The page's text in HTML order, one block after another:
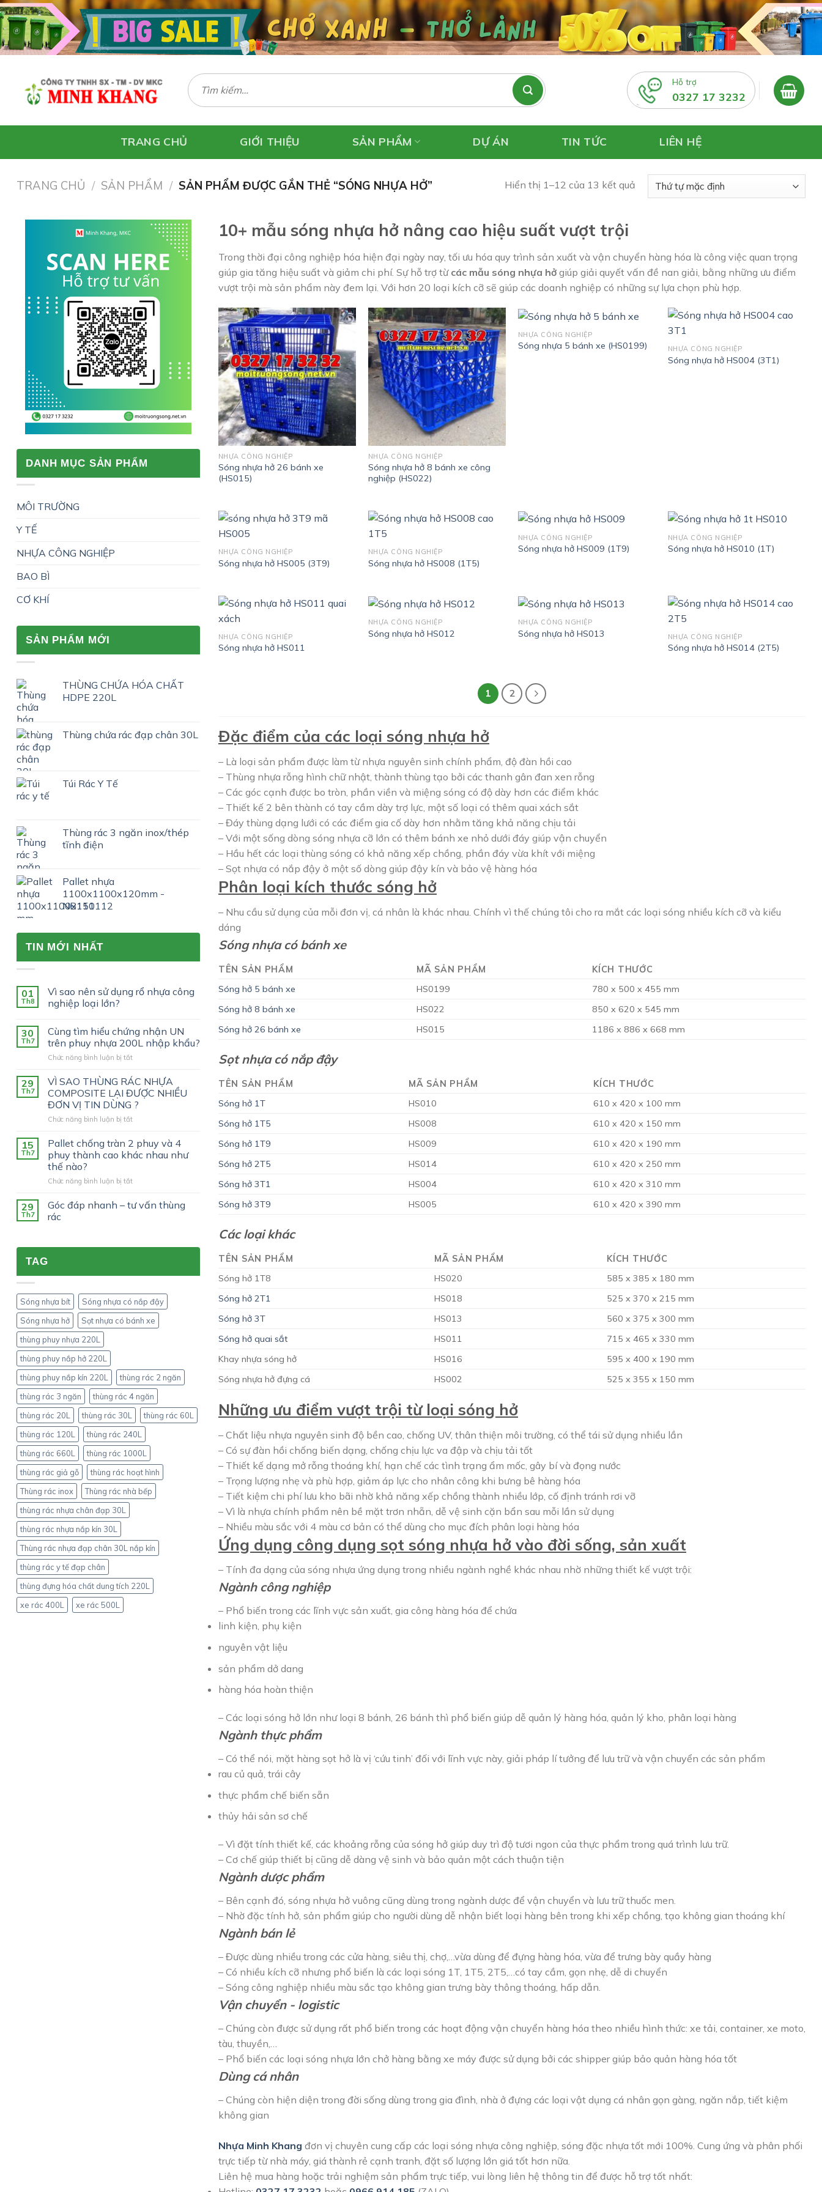
Skip
to
content
Tìm
kiếm:
Hỗ trợ
0327 17 3232
TRANG CHỦ GIỚI THIỆU SẢN PHẨM DỰ ÁN TIN TỨC LIÊN HỆ
TRANG CHỦ / SẢN PHẨM / SẢN PHẨM ĐƯỢC GẮN THẺ “SÓNG NHỰA HỞ” Hiển thị 1–12 của 13 kết quả
DANH MỤC SẢN PHẨM
MÔI TRƯỜNG
Y TẾ
NHỰA CÔNG NGHIỆP
BAO BÌ
CƠ KHÍ
SẢN PHẨM MỚI
THÙNG CHỨA HÓA CHẤT
HDPE 220L
Thùng chứa rác đạp chân 30L
Túi Rác Y Tế
Thùng rác 3 ngăn inox/thép
tĩnh điện
Pallet nhựa
1100x1100x120mm -
NB111112
TIN MỚI NHẤT
01
Th8
Vì sao nên sử dụng rổ nhựa công
nghiệp loại lớn?
30
Th7
Cùng tìm hiểu chứng nhận UN
trên phuy nhựa 200L nhập khẩu?
Chức năng bình luận bị tắtở
tìm
hiểu
chứng
nhận
UN
phuy
nhựa
200L
khẩu?
29
Th7
VÌ SAO THÙNG RÁC NHỰA
COMPOSITE LẠI ĐƯỢC NHIỀU
ĐƠN VỊ TIN DÙNG ?
Chức năng bình luận bị tắtở
SAO
THÙNG
RÁC
COMPOSITE
ĐƯỢC
15
Th7
Pallet chống tràn 2 phuy và 4
phuy thành cao khác nhau như
thế nào?
Chức năng bình luận bị tắtở
chống
tràn
khác
nhau
như
thế
29
Th7
Góc đáp nhanh – tư vấn thùng
rác
TAG
Sóng nhựa bít
Sóng nhựa có nắp đậy
Sóng nhựa hở
Sọt nhựa có bánh xe
thùng phuy nhựa 220L
thùng phuy nắp hở 220L
thùng phuy nắp kín 220L
thùng rác 2 ngăn
thùng rác 3 ngăn
thùng rác 4 ngăn
thùng rác 20L
thùng rác 30L
thùng rác 60L
thùng rác 120L
thùng rác 240L
thùng rác 660L
thùng rác 1000L
thùng rác giả gỗ
thùng rác hoạt hình
Thùng rác inox
Thùng rác nhà bếp
thùng rác nhựa chân đạp 30L
thùng rác nhựa nắp kín 30L
Thùng rác nhựa đạp chân 30L nắp kín
thùng rác y tế đạp chân
thùng đựng hóa chất dung tích 220L
xe rác 400L
xe rác 500L
10+ mẫu sóng nhựa hở nâng cao hiệu suất vượt trội
Trong thời đại công nghiệp hóa hiện đại ngày nay, tối ưu hóa quy trình sản xuất và vận chuyển hàng hóa là công việc quan trọng
giúp gia tăng hiệu suất và giảm chi phí. Sự hỗ trợ từcác mẫu sóng nhựa hở giúp giải quyết vấn đề nan giải, bằng những ưu điểm
vượt trội mà sản phẩm này đem lại. Với hơn 20 loại kích cỡ sẽ giúp các doanh nghiệp có những sự lựa chọn phù hợp.
NHỰA CÔNG NGHIỆP
Sóng nhựa hở 26 bánh xe
(HS015)
NHỰA CÔNG NGHIỆP
Sóng nhựa hở 8 bánh xe công
nghiệp (HS022)
NHỰA CÔNG NGHIỆP
Sóng nhựa 5 bánh xe (HS0199) NHỰA CÔNG NGHIỆP
Sóng nhựa hở HS004 (3T1)
NHỰA CÔNG NGHIỆP
Sóng nhựa hở HS005 (3T9)
NHỰA CÔNG NGHIỆP
Sóng nhựa hở HS008 (1T5)
NHỰA CÔNG NGHIỆP
Sóng nhựa hở HS009 (1T9)
NHỰA CÔNG NGHIỆP
Sóng nhựa hở HS010 (1T)
NHỰA CÔNG NGHIỆP
Sóng nhựa hở HS011
NHỰA CÔNG NGHIỆP
Sóng nhựa hở HS012
NHỰA CÔNG NGHIỆP
Sóng nhựa hở HS013 NHỰA CÔNG NGHIỆP
Sóng nhựa hở HS014 (2T5)
1 2
Đặc điểm của các loại sóng nhựa hở
– Là loại sản phẩm được làm từ nhựa nguyên sinh chính phẩm, độ đàn hồi cao
– Thùng nhựa rỗng hình chữ nhật, thành thùng tạo bởi các thanh gân đan xen rỗng
– Các góc cạnh được bo tròn, phần viền và miệng sóng có độ dày hơn các điểm khác
– Thiết kế 2 bên thành có tay cầm dày trợ lực, một số loại có thêm quai xách sắt
– Đáy thùng dạng lưới có các điểm gia cố dày hơn nhằm tăng khả năng chịu tải
– Với một sống dòng sóng nhựa cỡ lớn có thêm bánh xe nhỏ dưới đáy giúp vận chuyển
– Hầu hết các loại thùng sóng có khả năng xếp chồng, phần đáy vừa khít với miệng
– Sọt nhựa có nắp đậy ở một số dòng giúp đậy kín và bảo vệ hàng hóa
Phân loại kích thước sóng hở
– Nhu cầu sử dụng của mỗi đơn vị, cá nhân là khác nhau. Chính vì thế chúng tôi cho ra mắt các loại sóng nhiều kích cỡ và kiểu
dáng
Sóng nhựa có bánh xe
TÊN SẢN PHẨM MÃ SẢN PHẨM
KÍCH THƯỚC
Sóng hở 5 bánh xe
HS0199
780 x 500 x 455 mm
Sóng hở 8 bánh xe
HS022
850 x 620 x 545 mm
Sóng hở 26 bánh xe
HS015 1186 x 886 x 668 mm
Sọt nhựa có nắp đậy
TÊN SẢN PHẨM MÃ SẢN PHẨM
KÍCH THƯỚC
Sóng hở 1T
HS010
610 x 420 x 100 mm
Sóng hở 1T5
HS008
610 x 420 x 150 mm
Sóng hở 1T9
HS009
610 x 420 x 190 mm
Sóng hở 2T5
HS014
610 x 420 x 250 mm
Sóng hở 3T1
HS004
610 x 420 x 310 mm
Sóng hở 3T9
HS005 610 x 420 x 390 mm
Các loại khác
TÊN SẢN PHẨM MÃ SẢN PHẨM
KÍCH THƯỚC
Sóng hở 1T8
HS020
585 x 385 x 180 mm
Sóng hở 2T1
HS018
525 x 370 x 215 mm
Sóng hở 3T
HS013
560 x 375 x 300 mm
Sóng hở quai sắt
HS011
715 x 465 x 330 mm
Khay nhựa sóng hở
HS016
595 x 400 x 190 mm
Sóng nhựa hở đựng cá
HS002 525 x 355 x 150 mm
Những ưu điểm vượt trội từ loại sóng hở
– Chất liệu nhựa nguyên sinh độ bền cao, chống UV, thân thiện môi trường, có thể tái sử dụng nhiều lần
– Có sự đàn hồi chống biến dạng, chống chịu lực va đập và chịu tải tốt
– Thiết kế dạng mở rỗng thoáng khí, hạn chế các tình trạng ẩm mốc, gây bí và đọng nước
– Trọng lượng nhẹ và phù hợp, giảm áp lực cho nhân công khi bưng bê hàng hóa
– Tiết kiệm chi phí lưu kho bãi nhờ khả năng xếp chồng thành nhiều lớp, cố định tránh rơi vỡ
– Vì là nhựa chính phẩm nên bề mặt trơn nhẵn, dễ vệ sinh cặn bẩn sau mỗi lần sử dụng
– Nhiều màu sắc với 4 màu cơ bản có thể dùng cho mục đích phân loại hàng hóa
Ứng dụng công dụng sọt sóng nhựa hở vào đời sống, sản xuất
– Tính đa dạng của sóng nhựa ứng dụng trong nhiều ngành nghề khác nhau nhờ những thiết kế vượt trội:
Ngành công nghiệp
– Phổ biến trong các lĩnh vực sản xuất, gia công hàng hóa để chứa
linh kiện, phụ kiện
nguyên vật liệu
sản phẩm dở dang
hàng hóa hoàn thiện
– Các loại sóng hở lớn như loại 8 bánh, 26 bánh thì phổ biến giúp dễ quản lý hàng hóa, quản lý kho, phân loại hàng
Ngành thực phẩm
– Có thể nói, mặt hàng sọt hở là vị ‘cứu tinh’ đối với lĩnh vực này, giải pháp lí tưởng để lưu trữ và vận chuyển các sản phẩm
rau củ quả, trái cây
thực phẩm chế biến sẵn
thủy hải sản sơ chế
– Vì đặt tính thiết kế, các khoảng rỗng của sóng hở giúp duy trì độ tươi ngon của thực phẩm trong quá trình lưu trữ.
– Cơ chế giúp thiết bị cũng dễ dàng vệ sinh và bảo quản một cách thuận tiện
Ngành dược phẩm
– Bên cạnh đó, sóng nhựa hở vuông cũng dùng trong ngành dược để vận chuyển và lưu trữ thuốc men.
– Nhờ đặc tính hở, sản phẩm giúp cho người dùng dễ nhận biết loại hàng bên trong khi xếp chồng, tạo không gian thoáng khí
Ngành bán lẻ
– Được dùng nhiều trong các cửa hàng, siêu thị, chợ,…vừa dùng để đựng hàng hóa, vừa để trưng bày quầy hàng
– Có nhiều kích cỡ nhưng phổ biến là các loại sóng 1T, 1T5, 2T5,…có tay cầm, gọn nhẹ, dễ di chuyển
– Sóng công nghiệp nhiều màu sắc tạo không gian trưng bày thông thoáng, hấp dẫn.
Vận chuyển - logistic
– Chúng còn được sử dụng rất phổ biến trong các hoạt động vận chuyển hàng hóa theo nhiều hình thức: xe tải, container, xe moto,
tàu, thuyền,…
– Phổ biến các loại sóng nhựa lớn chở hàng bằng xe máy được sử dụng bởi các shipper giúp bảo quản hàng hóa tốt
Dùng cá nhân
– Chúng còn hiện diện trong đời sống dùng trong gia đình, nhà ở đựng các loại vật dụng cá nhân gọn gàng, ngăn nắp, tiết kiệm
không gian
Nhựa Minh Khang đơn vị chuyên cung cấp các loại sóng nhựa công nghiệp, sóng đặc nhựa tốt mới 100%. Cung ứng và phân phối
trực tiếp từ nhà máy, giá thành rẻ cạnh tranh, đặt số lượng lớn giá tốt hơn nữa.
Liên hệ mua hàng hoặc trải nghiệm sản phẩm trực tiếp, vui lòng liên hệ thông tin để được hỗ trợ tốt nhất: